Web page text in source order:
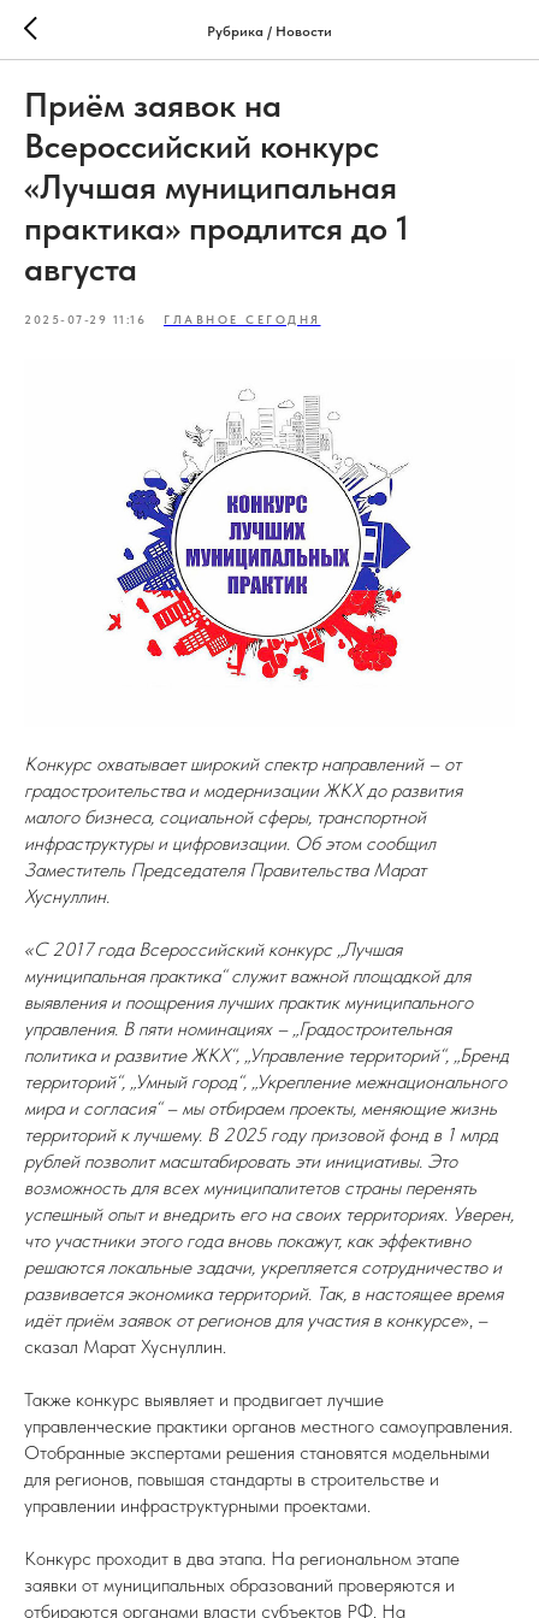
Рубрика / Новости
Приём заявок на
Всероссийский конкурс
«Лучшая муниципальная
практика» продлится до 1
августа
2025-07-29 11:16 ГЛАВНОЕ СЕГОДНЯ
Конкурс охватывает широкий спектр направлений – от
градостроительства и модернизации ЖКХ до развития
малого бизнеса, социальной сферы, транспортной
инфраструктуры и цифровизации. Об этом сообщил
Заместитель Председателя Правительства Марат
Хуснуллин.
«С 2017 года Всероссийский конкурс „Лучшая
муниципальная практика“ служит важной площадкой для
выявления и поощрения лучших практик муниципального
управления. В пяти номинациях – „Градостроительная
политика и развитие ЖКХ“, „Управление территорий“, „Бренд
территорий“, „Умный город“, „Укрепление межнационального
мира и согласия“ – мы отбираем проекты, меняющие жизнь
территорий к лучшему. В 2025 году призовой фонд в 1 млрд
рублей позволит масштабировать эти инициативы. Это
возможность для всех муниципалитетов страны перенять
успешный опыт и внедрить его на своих территориях. Уверен,
что участники этого года вновь покажут, как эффективно
решаются локальные задачи, укрепляется сотрудничество и
развивается экономика территорий. Так, в настоящее время
идёт приём заявок от регионов для участия в конкурсе», –
сказал Марат Хуснуллин.
Также конкурс выявляет и продвигает лучшие
управленческие практики органов местного самоуправления.
Отобранные экспертами решения становятся модельными
для регионов, повышая стандарты в строительстве и
управлении инфраструктурными проектами.
Конкурс проходит в два этапа. На региональном этапе
заявки от муниципальных образований проверяются и
отбираются органами власти субъектов РФ. На